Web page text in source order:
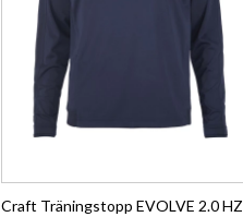
Craft Träningstopp EVOLVE 2.0 HZ